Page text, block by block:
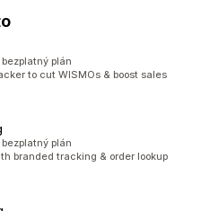
plán
to cut WISMOs & boost sales
plán
branded tracking & order lookup